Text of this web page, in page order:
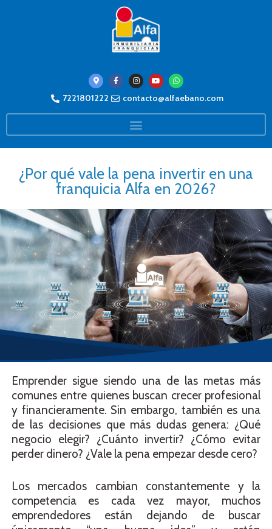
7221801222 contacto@alfaebano.com
¿Por qué vale la pena invertir en una
franquicia Alfa en 2026?
Emprender sigue siendo una de las metas más
comunes entre quienes buscan crecer profesional
y financieramente. Sin embargo, también es una
de las decisiones que más dudas genera: ¿Qué
negocio elegir? ¿Cuánto invertir? ¿Cómo evitar
perder dinero? ¿Vale la pena empezar desde cero?
Los mercados cambian constantemente y la
competencia es cada vez mayor, muchos
emprendedores están dejando de buscar